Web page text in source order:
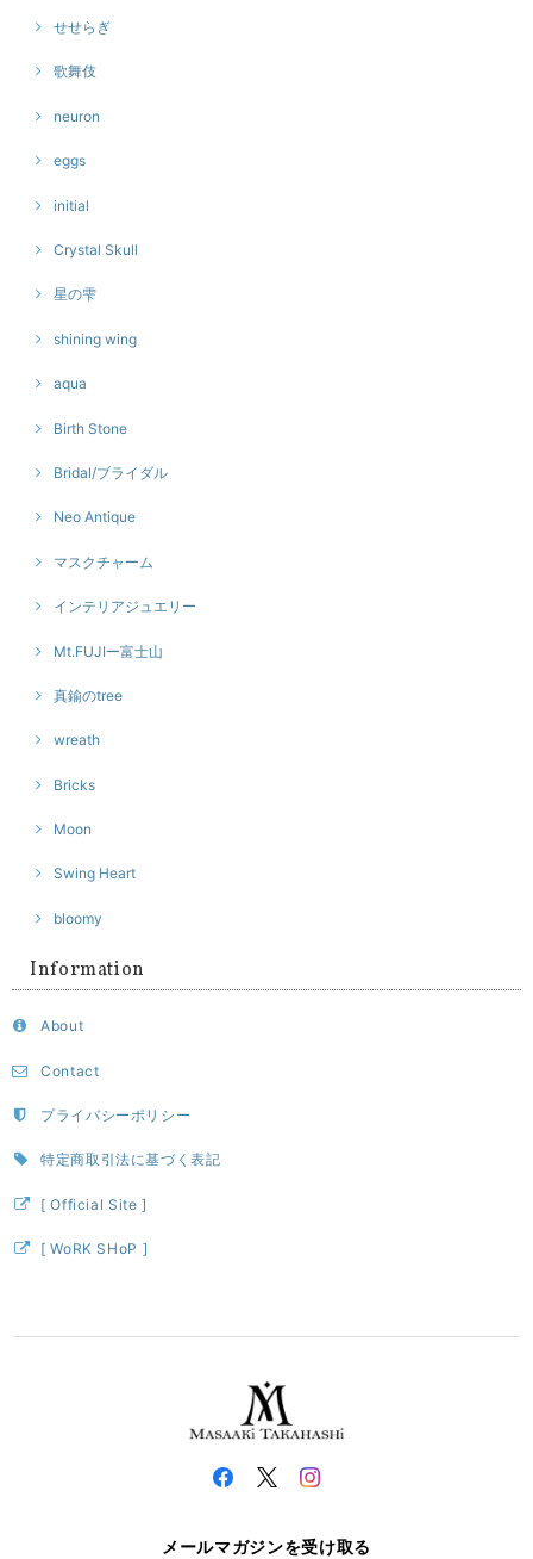
せせらぎ
歌舞伎
neuron
eggs
initial
Crystal Skull
星の雫
shining wing
aqua
Birth Stone
Bridal/ブライダル
Neo Antique
マスクチャーム
インテリアジュエリー
Mt.FUJIー富士山
真鍮のtree
wreath
Bricks
Moon
Swing Heart
bloomy
Information
About
Contact
プライバシーポリシー
特定商取引法に基づく表記
[ Official Site ]
[ WoRK SHoP ]
メールマガジンを受け取る